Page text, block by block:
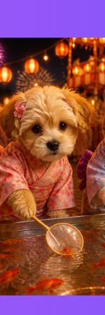
色褪せたデ
アールデコ
キャンドル
ヴィンテー
実際のデザ
AIでヴィン
ヴィン
ヴィンテージパレッ
い込まれたニュート